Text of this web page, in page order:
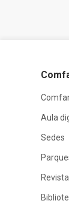
Aula
Sedes